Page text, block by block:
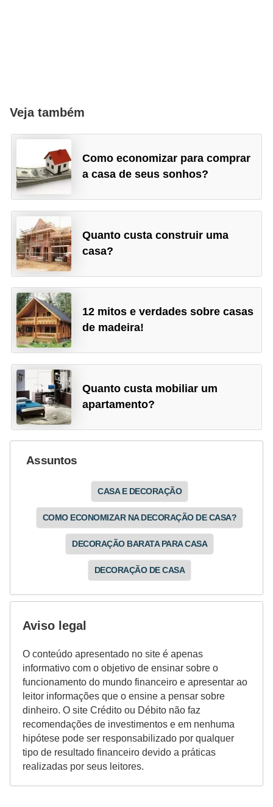
Veja também
Como economizar para comprar
a casa de seus sonhos?
Quanto custa construir uma
casa?
12 mitos e verdades sobre casas
de madeira!
Quanto custa mobiliar um
apartamento?
Assuntos
CASA E DECORAÇÃO
COMO ECONOMIZAR NA DECORAÇÃO DE CASA?
DECORAÇÃO BARATA PARA CASA
DECORAÇÃO DE CASA
Aviso legal
O conteúdo apresentado no site é apenas
informativo com o objetivo de ensinar sobre o
funcionamento do mundo financeiro e apresentar ao
leitor informações que o ensine a pensar sobre
dinheiro. O site Crédito ou Débito não faz
recomendações de investimentos e em nenhuma
hipótese pode ser responsabilizado por qualquer
tipo de resultado financeiro devido a práticas
realizadas por seus leitores.
N
e
o
c
i
ç
ã
o
P
o
u
p
a
n
ç
a
P
s
d
r
e
c
o
m
p
e
n